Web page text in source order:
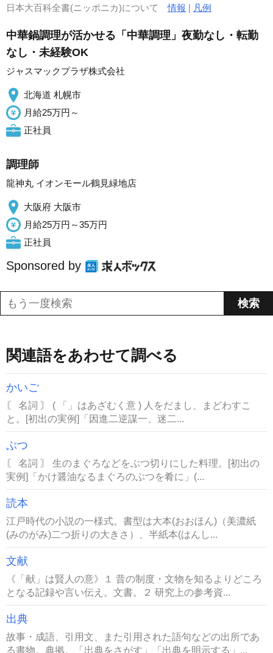
日本大百科全書(ニッポニカ)について情報 | 凡例
中華鍋調理が活かせる「中華調理」夜勤なし・転勤
なし・未経験OK
ジャスマックプラザ株式会社
北海道 札幌市
月給25万円～
正社員
調理師
龍神丸 イオンモール鶴見緑地店
大阪府 大阪市
月給25万円～35万円
正社員
Sponsored by
関連語をあわせて調べる
かいご
〘 名詞 〙 ( 「」はあざむく意 ) 人をだまし、まどわすこ
と。[初出の実例]「因進二逆謀一、迷二...
ぶつ
〘 名詞 〙 生のまぐろなどをぶつ切りにした料理。[初出の
実例]「かけ醤油なるまぐろのぶつを肴に」(...
読本
江戸時代の小説の一様式。書型は大本(おおほん)（美濃紙
(みのがみ)二つ折りの大きさ）、半紙本(はんし...
文献
《「献」は賢人の意》１ 昔の制度・文物を知るよりどころ
となる記録や言い伝え。文書。２ 研究上の参考資...
出典
故事・成語、引用文、また引用された語句などの出所であ
る書物。典拠。「出典をさがす」「出典を明示する」...